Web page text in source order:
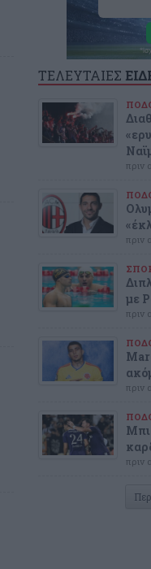
ΤΕΛΕΥΤΑΙΕΣ
πριν
πριν
με
πριν
πριν
πριν